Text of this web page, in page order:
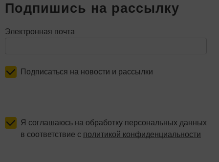
Подпишись на рассылку
Электронная почта
Подписаться на новости и рассылки
Я соглашаюсь на обработку персональных данных
в соответствие с политикой конфиденциальности